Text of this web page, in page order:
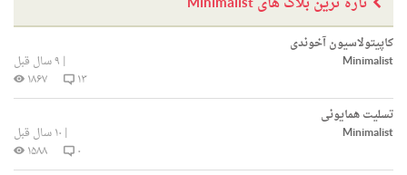
کاپیتولاسیون آخوندی
Minimalist
| ۹ سال قبل
۱۳
۱۸۶۷
تسلیت همایونی
Minimalist
| ۱۰ سال قبل
۰
۱۵۸۸